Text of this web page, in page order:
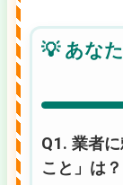
💡 あな
Q1. 業者
こと」は？